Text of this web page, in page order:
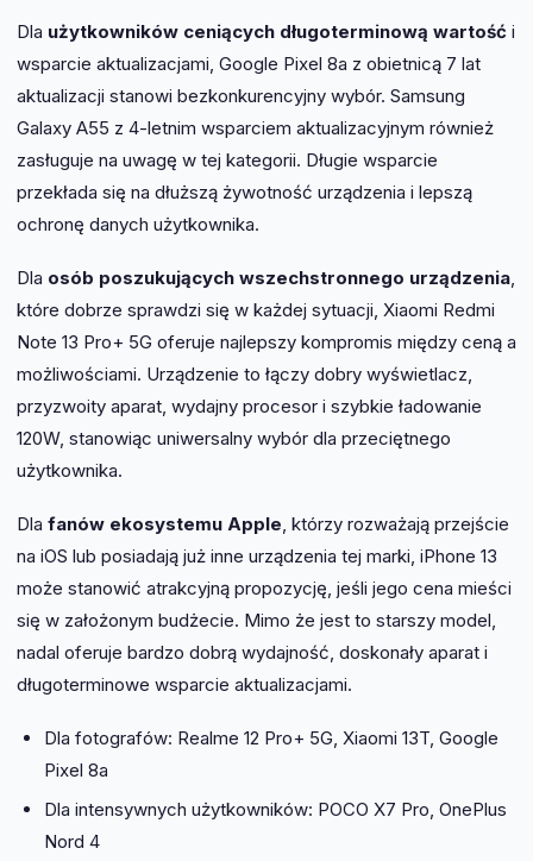
Dla użytkowników ceniących długoterminową wartość i
wsparcie aktualizacjami, Google Pixel 8a z obietnicą 7 lat
aktualizacji stanowi bezkonkurencyjny wybór. Samsung
Galaxy A55 z 4-letnim wsparciem aktualizacyjnym również
zasługuje na uwagę w tej kategorii. Długie wsparcie
przekłada się na dłuższą żywotność urządzenia i lepszą
ochronę danych użytkownika.
Dla osób poszukujących wszechstronnego urządzenia,
które dobrze sprawdzi się w każdej sytuacji, Xiaomi Redmi
Note 13 Pro+ 5G oferuje najlepszy kompromis między ceną a
możliwościami. Urządzenie to łączy dobry wyświetlacz,
przyzwoity aparat, wydajny procesor i szybkie ładowanie
120W, stanowiąc uniwersalny wybór dla przeciętnego
użytkownika.
Dla fanów ekosystemu Apple, którzy rozważają przejście
na iOS lub posiadają już inne urządzenia tej marki, iPhone 13
może stanowić atrakcyjną propozycję, jeśli jego cena mieści
się w założonym budżecie. Mimo że jest to starszy model,
nadal oferuje bardzo dobrą wydajność, doskonały aparat i
długoterminowe wsparcie aktualizacjami.
Dla fotografów: Realme 12 Pro+ 5G, Xiaomi 13T, Google
Pixel 8a
Dla intensywnych użytkowników: POCO X7 Pro, OnePlus
Nord 4